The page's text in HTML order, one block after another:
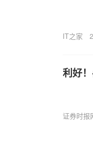
IT之家
利好
证券时报